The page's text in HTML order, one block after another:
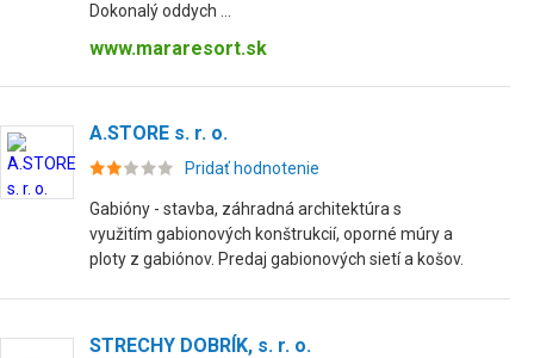
Dokonalý oddych ...
www.mararesort.sk
A.STORE s. r. o.
Pridať hodnotenie
Gabióny - stavba, záhradná architektúra s
využitím gabionových konštrukcií, oporné múry a
ploty z gabiónov. Predaj gabionových sietí a košov.
STRECHY DOBRÍK, s. r. o.